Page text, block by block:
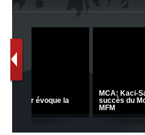
JSK: Brahim Zafour évoque la